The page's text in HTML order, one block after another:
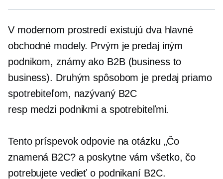
V modernom prostredí existujú dva hlavné
obchodné modely. Prvým je predaj iným
podnikom, známy ako B2B (business to
business). Druhým spôsobom je predaj priamo
spotrebiteľom, nazývaný B2C
resp medzi podnikmi a spotrebiteľmi.
Tento príspevok odpovie na otázku „Čo
znamená B2C? a poskytne vám všetko, čo
potrebujete vedieť o podnikaní B2C.